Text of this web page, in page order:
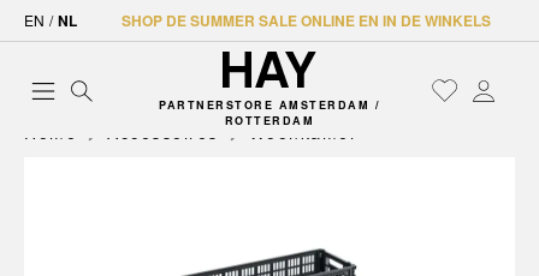
EN / NL SHOP DE SUMMER SALE ONLINE EN IN DE WINKELS
PARTNERSTORE AMSTERDAM /
ROTTERDAM
Home Accessoires Woonkamer